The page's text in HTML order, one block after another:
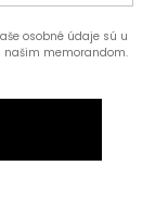
osobné údaje sú u
našim memorandom.